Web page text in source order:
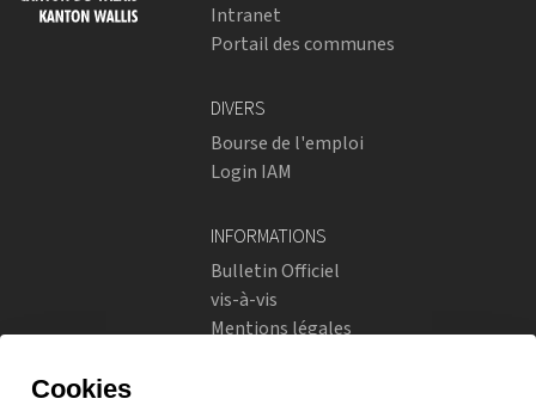
Intranet
Portail des communes
DIVERS
Bourse de l'emploi
Login IAM
INFORMATIONS
Bulletin Officiel
vis-à-vis
Mentions légales